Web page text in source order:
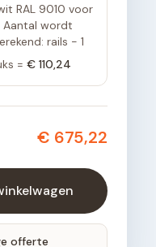
RAL 9010 voor
Aantal wordt
rails - 1
= € 110,24
€ 675,22
offerte